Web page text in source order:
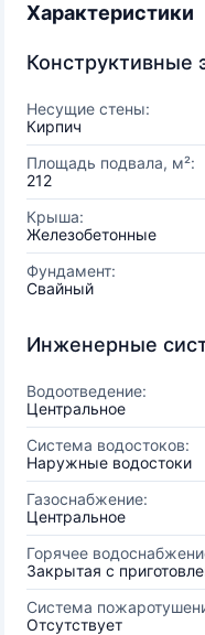
Характеристики
Конструктивные
Несущие стены:
Кирпич
Площадь подвала, м²:
212
Крыша:
Железобетонные
Фундамент:
Свайный
Инженерные
Водоотведение:
Центральное
Система водостоков:
Наружные водостоки
Газоснабжение:
Центральное
Горячее
Закрытая с
Система
Отсутствует